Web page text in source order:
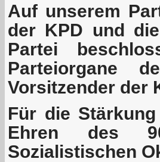
Auf unserem
der KPD und
Partei
Parteiorgane
Vorsitzender der
Für die
Ehren des
Sozialistischen